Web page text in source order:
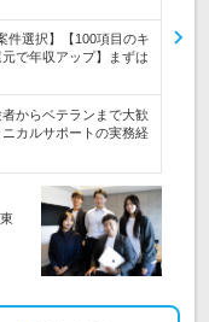
件選択】【100項目のキ
で年収アップ】まずは
からベテランまで大歓
カルサポートの実務経